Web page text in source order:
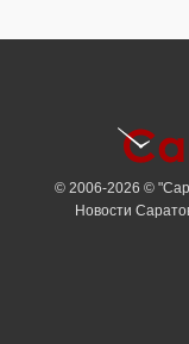
© 2006-2026 ©
Новости